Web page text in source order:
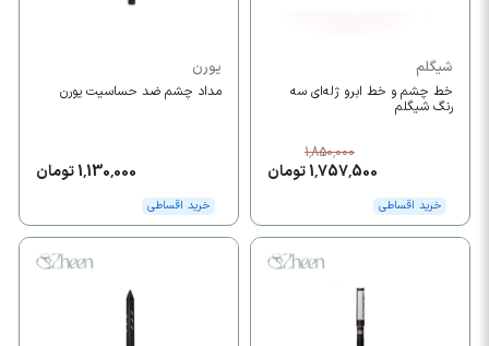
شیگلم
خط چشم و خط ابرو ژله‌ای سه
رنگ شیگلم
1,850,000
1,757,500 تومان
خرید اقساطی
یورن
مداد چشم ضد حساسیت یورن
1,130,000 تومان
خرید اقساطی